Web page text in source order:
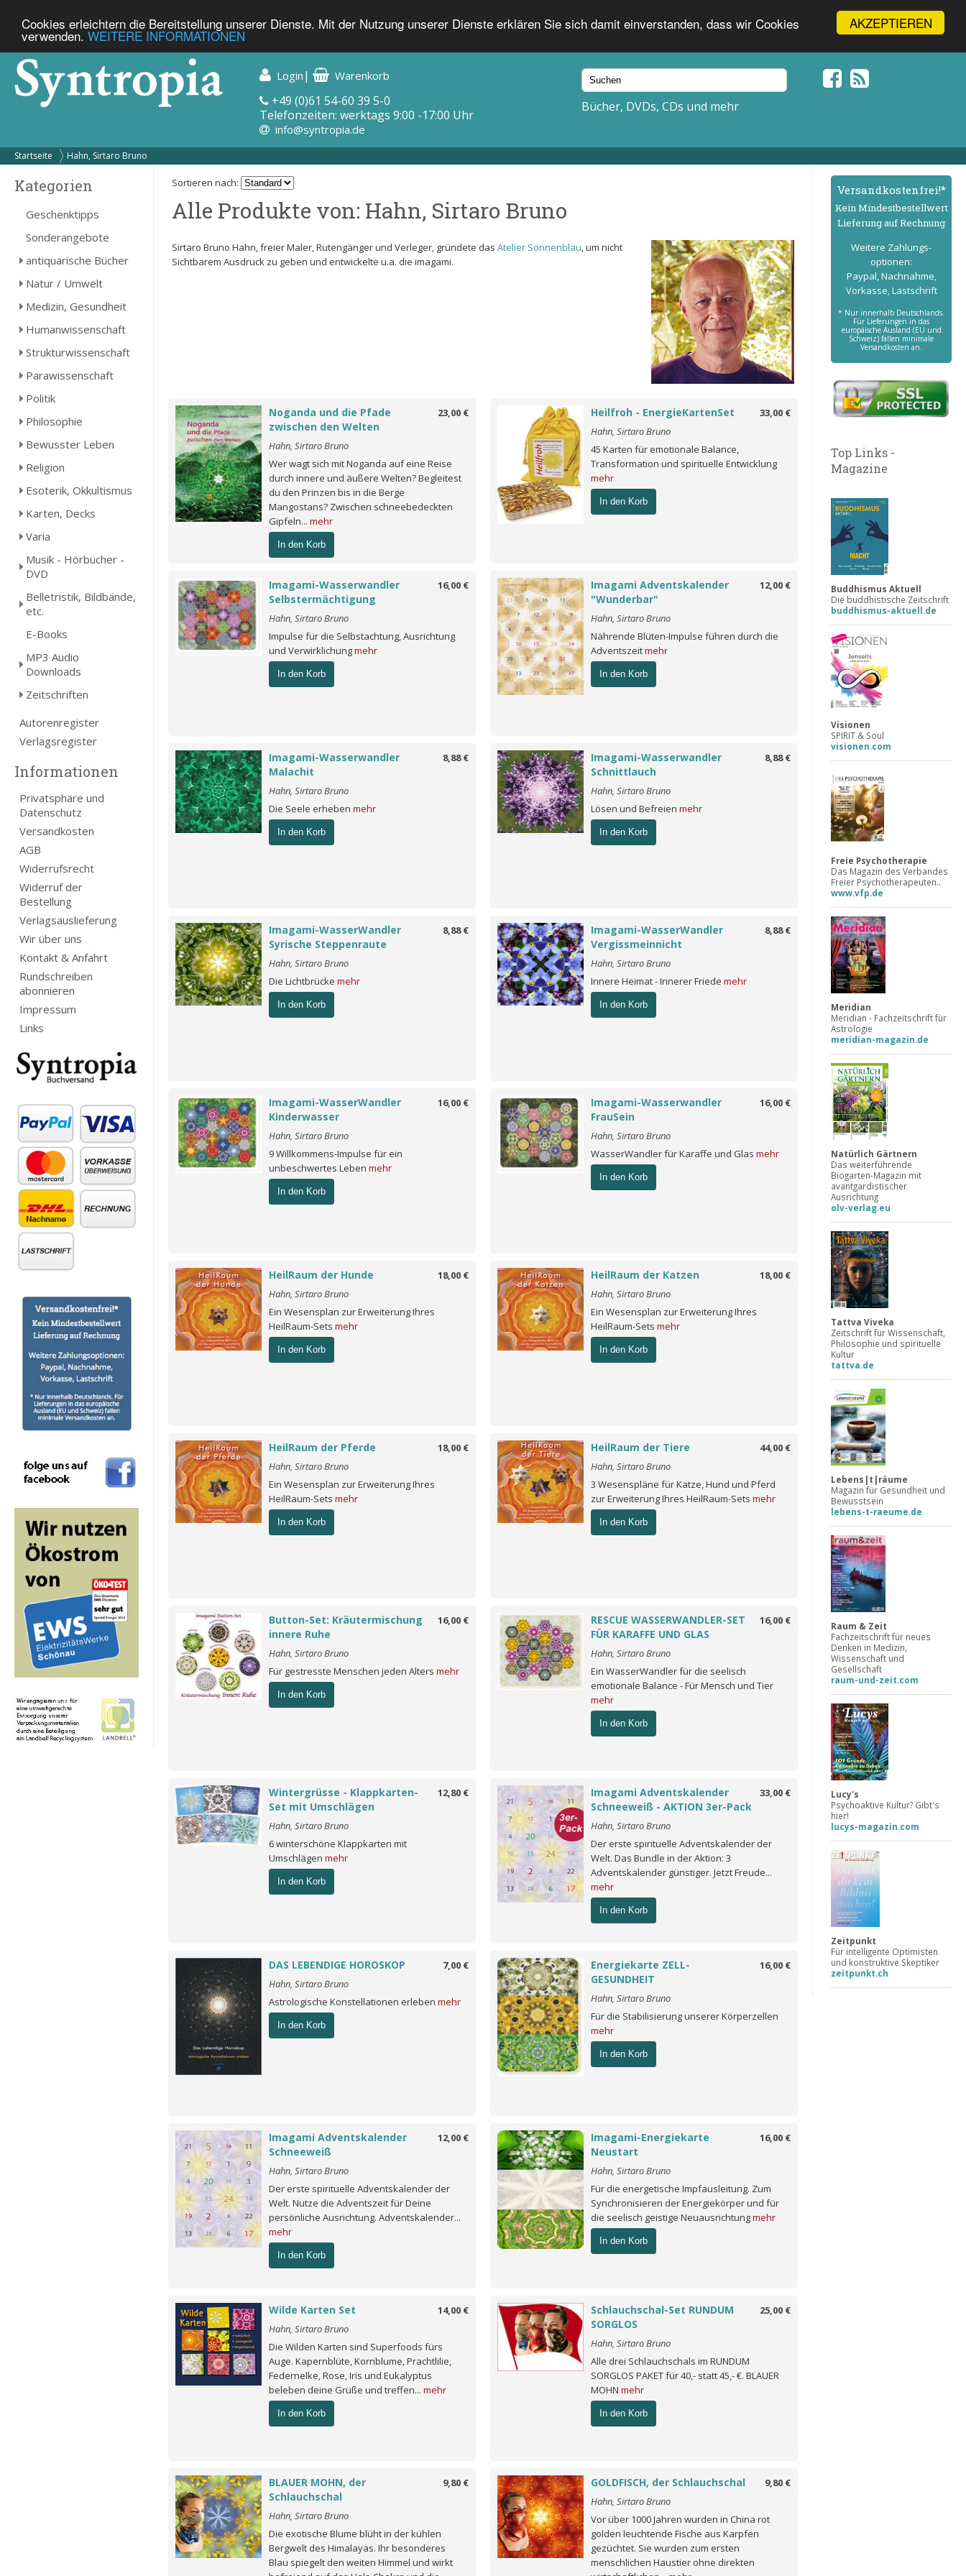
AKZEPTIEREN
Cookies erleichtern die Bereitstellung unserer Dienste. Mit der Nutzung unserer Dienste erklären Sie sich damit einverstanden, dass wir Cookies
verwenden. WEITERE INFORMATIONEN
Login | Warenkorb
+49 (0)61 54-60 39 5-0
Telefonzeiten: werktags 9:00 -17:00 Uhr
info@syntropia.de
Bücher, DVDs, CDs und mehr
Startseite Hahn, Sirtaro Bruno
Kategorien
Geschenktipps
Sonderangebote
antiquarische Bücher
Natur / Umwelt
Medizin, Gesundheit
Humanwissenschaft
Strukturwissenschaft
Parawissenschaft
Politik
Philosophie
Bewusster Leben
Religion
Esoterik, Okkultismus
Karten, Decks
Varia
Musik - Hörbücher -
DVD
Belletristik, Bildbände,
etc.
E-Books
MP3 Audio
Downloads
Zeitschriften
Autorenregister
Verlagsregister
Informationen
Privatsphäre und
Datenschutz
Versandkosten
AGB
Widerrufsrecht
Widerruf der
Bestellung
Verlagsauslieferung
Wir über uns
Kontakt & Anfahrt
Rundschreiben
abonnieren
Impressum
Links
Sortieren nach:
Alle Produkte von: Hahn, Sirtaro Bruno
Sirtaro Bruno Hahn, freier Maler, Rutengänger und Verleger, gründete das Atelier Sonnenblau, um nicht
Sichtbarem Ausdruck zu geben und entwickelte u.a. die imagami.
23,00 €
Noganda und die Pfade
zwischen den Welten
Hahn, Sirtaro Bruno
Wer wagt sich mit Noganda auf eine Reise
durch innere und äußere Welten? Begleitest
du den Prinzen bis in die Berge
Mangostans? Zwischen schneebedeckten
Gipfeln... mehr
In den Korb
33,00 €
Heilfroh - EnergieKartenSet
Hahn, Sirtaro Bruno
45 Karten für emotionale Balance,
Transformation und spirituelle Entwicklung
mehr
In den Korb
16,00 €
Imagami-Wasserwandler
Selbstermächtigung
Hahn, Sirtaro Bruno
Impulse für die Selbstachtung, Ausrichtung
und Verwirklichungmehr
In den Korb
12,00 €
Imagami Adventskalender
"Wunderbar"
Hahn, Sirtaro Bruno
Nährende Blüten-Impulse führen durch die
Adventszeitmehr
In den Korb
8,88 €
Imagami-Wasserwandler
Malachit
Hahn, Sirtaro Bruno
Die Seele erheben mehr
In den Korb
8,88 €
Imagami-Wasserwandler
Schnittlauch
Hahn, Sirtaro Bruno
Lösen und Befreien mehr
In den Korb
8,88 €
Imagami-WasserWandler
Syrische Steppenraute
Hahn, Sirtaro Bruno
Die Lichtbrücke mehr
In den Korb
8,88 €
Imagami-WasserWandler
Vergissmeinnicht
Hahn, Sirtaro Bruno
Innere Heimat - Innerer Friede mehr
In den Korb
16,00 €
Imagami-WasserWandler
Kinderwasser
Hahn, Sirtaro Bruno
9 Willkommens-Impulse für ein
unbeschwertes Leben mehr
In den Korb
16,00 €
Imagami-Wasserwandler
FrauSein
Hahn, Sirtaro Bruno
WasserWandler für Karaffe und Glas mehr
In den Korb
18,00 €
HeilRaum der Hunde
Hahn, Sirtaro Bruno
Ein Wesensplan zur Erweiterung Ihres
HeilRaum-Sets mehr
In den Korb
18,00 €
HeilRaum der Katzen
Hahn, Sirtaro Bruno
Ein Wesensplan zur Erweiterung Ihres
HeilRaum-Sets mehr
In den Korb
18,00 €
HeilRaum der Pferde
Hahn, Sirtaro Bruno
Ein Wesensplan zur Erweiterung Ihres
HeilRaum-Sets mehr
In den Korb
44,00 €
HeilRaum der Tiere
Hahn, Sirtaro Bruno
3 Wesenspläne für Katze, Hund und Pferd
zur Erweiterung Ihres HeilRaum-Sets mehr
In den Korb
16,00 €
Button-Set: Kräutermischung
innere Ruhe
Hahn, Sirtaro Bruno
Für gestresste Menschen jeden Alters mehr
In den Korb
16,00 €
RESCUE WASSERWANDLER-SET
FÜR KARAFFE UND GLAS
Hahn, Sirtaro Bruno
Ein WasserWandler für die seelisch
emotionale Balance - Für Mensch und Tier
mehr
In den Korb
12,80 €
Wintergrüsse - Klappkarten-
Set mit Umschlägen
Hahn, Sirtaro Bruno
6 winterschöne Klappkarten mit
Umschlägen mehr
In den Korb
33,00 €
Imagami Adventskalender
Schneeweiß - AKTION 3er-Pack
Hahn, Sirtaro Bruno
Der erste spirituelle Adventskalender der
Welt. Das Bundle in der Aktion: 3
Adventskalender günstiger. Jetzt Freude...
mehr
In den Korb
7,00 €
DAS LEBENDIGE HOROSKOP
Hahn, Sirtaro Bruno
Astrologische Konstellationen erleben mehr
In den Korb
16,00 €
Energiekarte ZELL-
GESUNDHEIT
Hahn, Sirtaro Bruno
Für die Stabilisierung unserer Körperzellen
mehr
In den Korb
12,00 €
Imagami Adventskalender
Schneeweiß
Hahn, Sirtaro Bruno
Der erste spirituelle Adventskalender der
Welt. Nutze die Adventszeit für Deine
persönliche Ausrichtung. Adventskalender...
mehr
In den Korb
16,00 €
Imagami-Energiekarte
Neustart
Hahn, Sirtaro Bruno
Für die energetische Impfausleitung. Zum
Synchronisieren der Energiekörper und für
die seelisch geistige Neuausrichtungmehr
In den Korb
14,00 €
Wilde Karten Set
Hahn, Sirtaro Bruno
Die Wilden Karten sind Superfoods fürs
Auge. Kapernblüte, Kornblume, Prachtlilie,
Federnelke, Rose, Iris und Eukalyptus
beleben deine Grüße und treffen... mehr
In den Korb
25,00 €
Schlauchschal-Set RUNDUM
SORGLOS
Hahn, Sirtaro Bruno
Alle drei Schlauchschals im RUNDUM
SORGLOS PAKET für 40,- statt 45,- €. BLAUER
MOHN mehr
In den Korb
9,80 €
BLAUER MOHN, der
Schlauchschal
Hahn, Sirtaro Bruno
Die exotische Blume blüht in der kühlen
Bergwelt des Himalayas. Ihr besonderes
Blau spiegelt den weiten Himmel und wirkt
9,80 €
GOLDFISCH, der Schlauchschal
Hahn, Sirtaro Bruno
Vor über 1000 Jahren wurden in China rot
golden leuchtende Fische aus Karpfen
gezüchtet. Sie wurden zum ersten
menschlichen Haustier ohne direkten
Versand­kostenfrei!*
Kein Mindest­bestell­wert
Lieferung auf Rechnung
Weitere Zahlungs­
optionen:
Paypal, Nachnahme,
Vorkasse, Lastschrift
* Nur innerhalb Deutschlands.
Für Lieferungen in das
europäische Ausland (EU und
Schweiz) fallen minimale
Versandkosten an.
Top Links -
Magazine
Buddhismus Aktuell
Die buddhistische Zeitschrift
buddhismus-aktuell.de
Visionen
SPIRIT & Soul
visionen.com
Freie Psychotherapie
Das Magazin des Verbandes
Freier Psychotherapeuten..
www.vfp.de
Meridian
Meridian - Fachzeitschrift für
Astrologie
meridian-magazin.de
Natürlich Gärtnern
Das weiterführende
Biogarten-Magazin mit
avantgardistischer
Ausrichtung
olv-verlag.eu
Tattva Viveka
Zeitschrift für Wissenschaft,
Philosophie und spirituelle
Kultur
tattva.de
Lebens|t|räume
Magazin für Gesundheit und
Bewusstsein
lebens-t-raeume.de
Raum & Zeit
Fachzeitschrift für neues
Denken in Medizin,
Wissenschaft und
Gesellschaft
raum-und-zeit.com
Lucy's
Psychoaktive Kultur? Gibt's
hier!
lucys-magazin.com
Zeitpunkt
Für intelligente Optimisten
und konstruktive Skeptiker
zeitpunkt.ch